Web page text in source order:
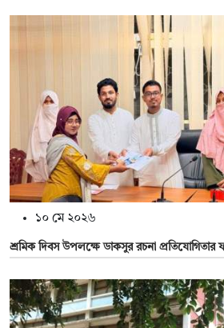
১০ মে ২০২৬
শ্রমিক দিবস উপলক্ষে ডাকসুর রচনা প্রতিযোগিতার